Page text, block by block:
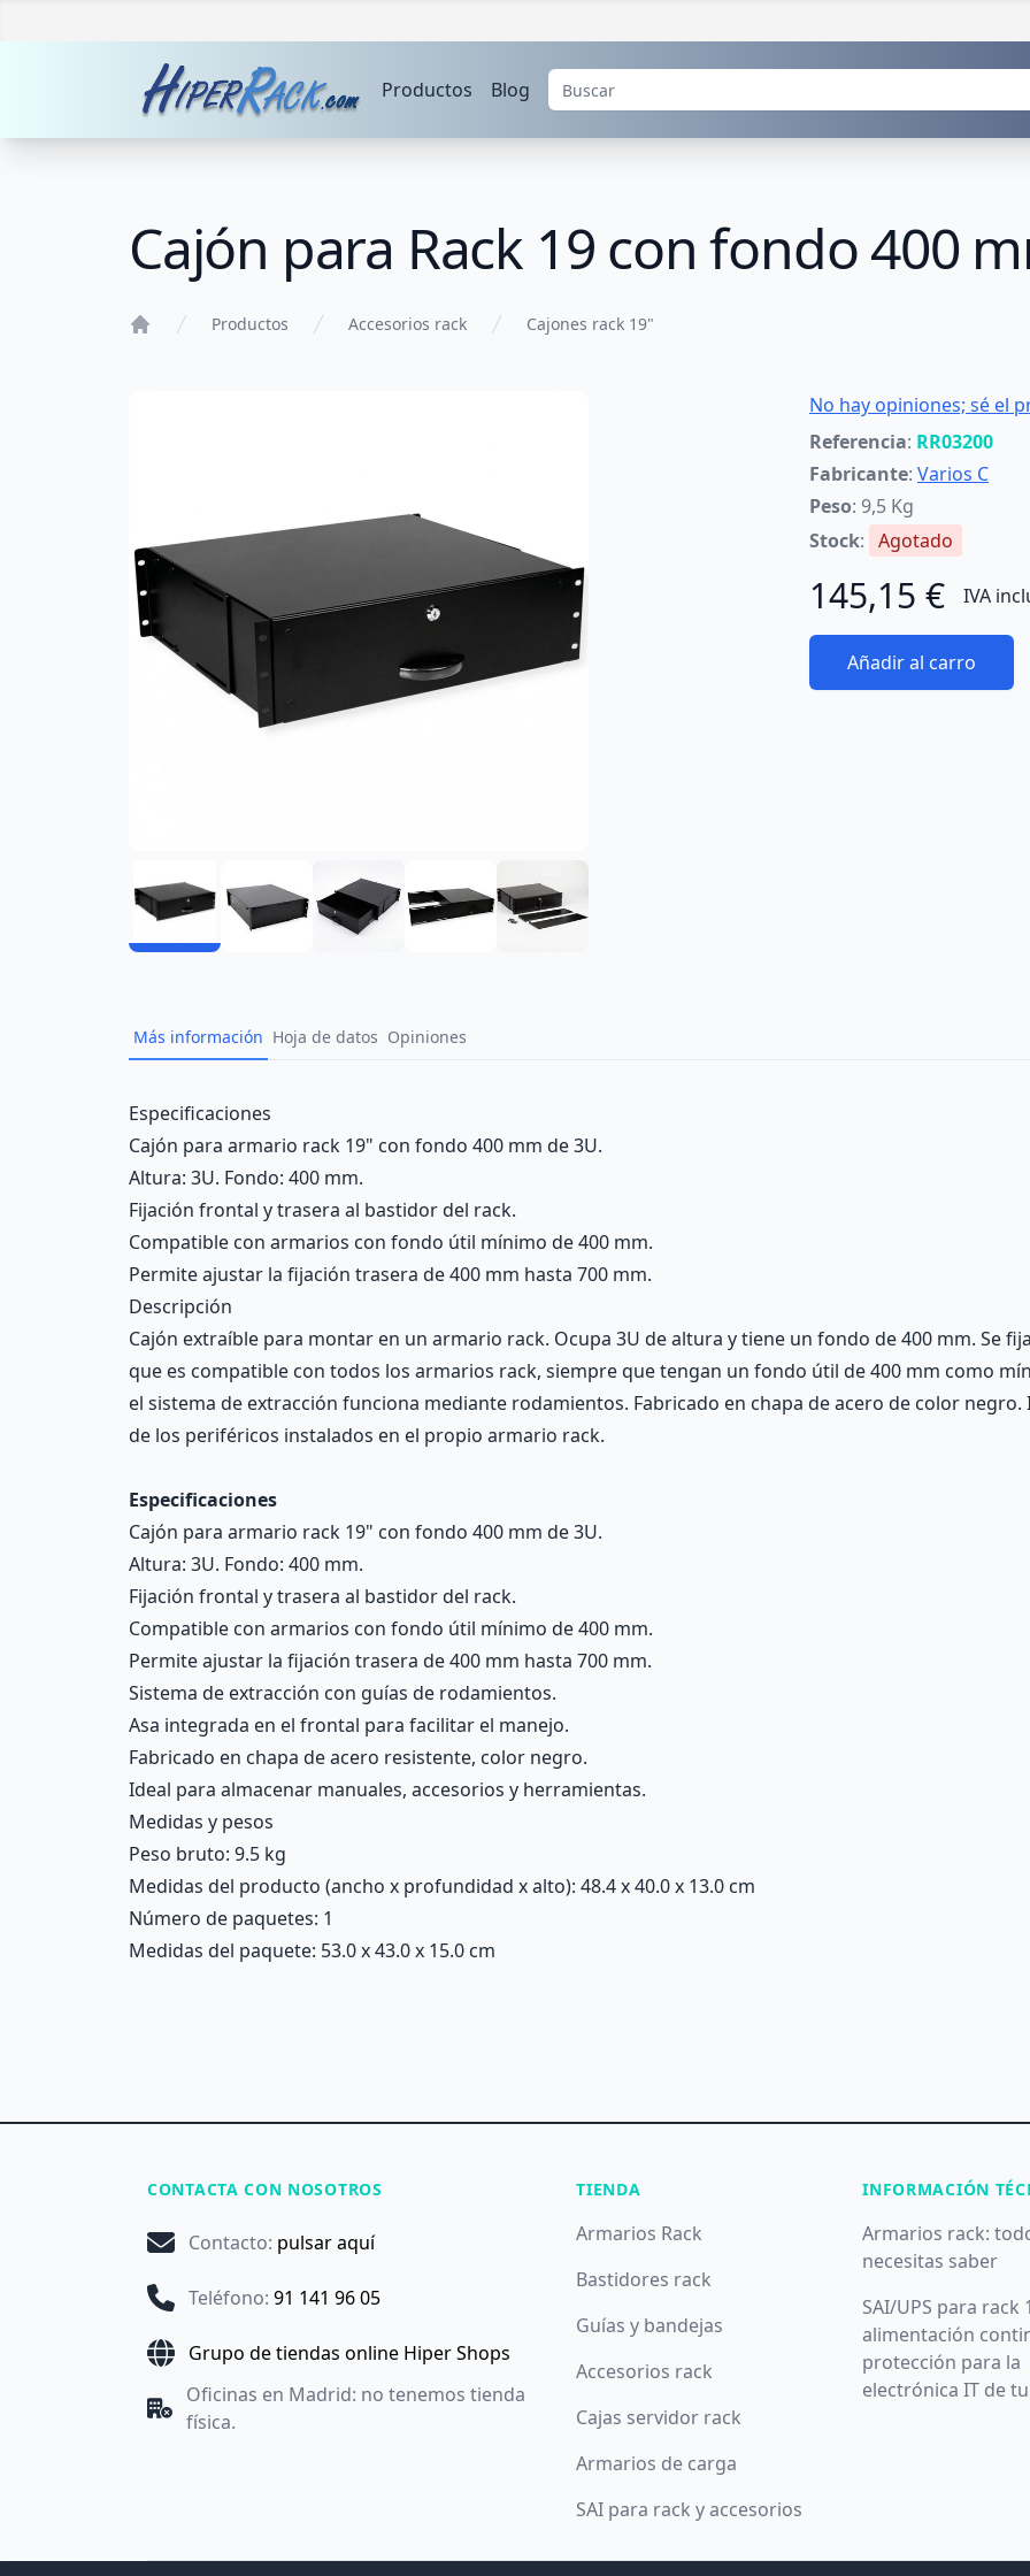
Productos Blog
Cajón para Rack 19 con fondo 400
Productos Accesorios rack Cajones rack 19"
No hay opiniones; sé el
Referencia: RR03200
Fabricante: Varios C
Peso: 9,5 Kg
Stock: Agotado
145,15 € IVA
Añadir al carro
Más información Hoja de datos Opiniones
Description
Especificaciones
Cajón para armario rack 19" con fondo 400 mm de 3U.
Altura: 3U. Fondo: 400 mm.
Fijación frontal y trasera al bastidor del rack.
Compatible con armarios con fondo útil mínimo de 400 mm.
Permite ajustar la fijación trasera de 400 mm hasta 700 mm.
Descripción
Cajón extraíble para montar en un armario rack. Ocupa 3U de altura y tiene un fondo de 400 mm. Se
que es compatible con todos los armarios rack, siempre que tengan un fondo útil de 400 mm como
el sistema de extracción funciona mediante rodamientos. Fabricado en chapa de acero de color
de los periféricos instalados en el propio armario rack.
Especificaciones
Cajón para armario rack 19" con fondo 400 mm de 3U.
Altura: 3U. Fondo: 400 mm.
Fijación frontal y trasera al bastidor del rack.
Compatible con armarios con fondo útil mínimo de 400 mm.
Permite ajustar la fijación trasera de 400 mm hasta 700 mm.
Sistema de extracción con guías de rodamientos.
Asa integrada en el frontal para facilitar el manejo.
Fabricado en chapa de acero resistente, color negro.
Ideal para almacenar manuales, accesorios y herramientas.
Medidas y pesos
Peso bruto: 9.5 kg
Medidas del producto (ancho x profundidad x alto): 48.4 x 40.0 x 13.0 cm
Número de paquetes: 1
Medidas del paquete: 53.0 x 43.0 x 15.0 cm
CONTACTA CON NOSOTROS
Contacto: pulsar aquí
Teléfono: 91 141 96 05
Grupo de tiendas online Hiper Shops
Oficinas en Madrid: no tenemos tienda
física.
TIENDA
Armarios Rack
Bastidores rack
Guías y bandejas
Accesorios rack
Cajas servidor rack
Armarios de carga
SAI para rack y accesorios
INFORMACIÓN
Armarios rack:
necesitas saber
SAI/UPS para rack
alimentación
protección para la
electrónica IT de